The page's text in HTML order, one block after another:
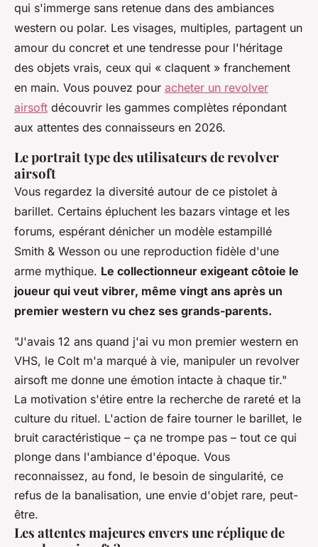
qui s'immerge sans retenue dans des ambiances
western ou polar. Les visages, multiples, partagent un
amour du concret et une tendresse pour l'héritage
des objets vrais, ceux qui « claquent » franchement
en main. Vous pouvez pour acheter un revolver
airsoft découvrir les gammes complètes répondant
aux attentes des connaisseurs en 2026.
Le portrait type des utilisateurs de revolver
airsoft
Vous regardez la diversité autour de ce pistolet à
barillet. Certains épluchent les bazars vintage et les
forums, espérant dénicher un modèle estampillé
Smith & Wesson ou une reproduction fidèle d'une
arme mythique. Le collectionneur exigeant côtoie le
joueur qui veut vibrer, même vingt ans après un
premier western vu chez ses grands-parents.
"J'avais 12 ans quand j'ai vu mon premier western en
VHS, le Colt m'a marqué à vie, manipuler un revolver
airsoft me donne une émotion intacte à chaque tir."
La motivation s'étire entre la recherche de rareté et la
culture du rituel. L'action de faire tourner le barillet, le
bruit caractéristique – ça ne trompe pas – tout ce qui
plonge dans l'ambiance d'époque. Vous
reconnaissez, au fond, le besoin de singularité, ce
refus de la banalisation, une envie d'objet rare, peut-
être.
Les attentes majeures envers une réplique de